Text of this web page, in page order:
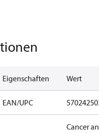
Eigenschaften Wert
EAN/UPC
Cancer